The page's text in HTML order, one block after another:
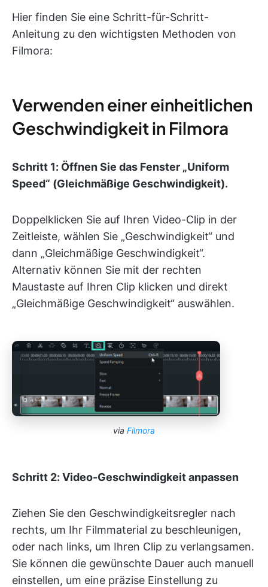
Hier finden Sie eine Schritt-für-Schritt-
Anleitung zu den wichtigsten Methoden von
Filmora:
Verwenden einer einheitlichen
Geschwindigkeit in Filmora
Schritt 1: Öffnen Sie das Fenster „Uniform
Speed“ (Gleichmäßige Geschwindigkeit).
Doppelklicken Sie auf Ihren Video-Clip in der
Zeitleiste, wählen Sie „Geschwindigkeit“ und
dann „Gleichmäßige Geschwindigkeit“.
Alternativ können Sie mit der rechten
Maustaste auf Ihren Clip klicken und direkt
„Gleichmäßige Geschwindigkeit“ auswählen.
via Filmora
Schritt 2: Video-Geschwindigkeit anpassen
Ziehen Sie den Geschwindigkeitsregler nach
rechts, um Ihr Filmmaterial zu beschleunigen,
oder nach links, um Ihren Clip zu verlangsamen.
Sie können die gewünschte Dauer auch manuell
einstellen, um eine präzise Einstellung zu